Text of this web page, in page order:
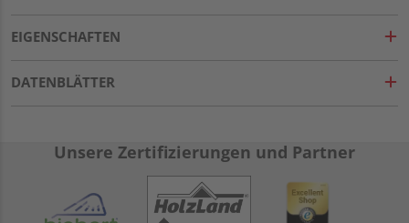
EIGENSCHAFTEN
DATENBLÄTTER
Unsere Zertifizierungen und Partner